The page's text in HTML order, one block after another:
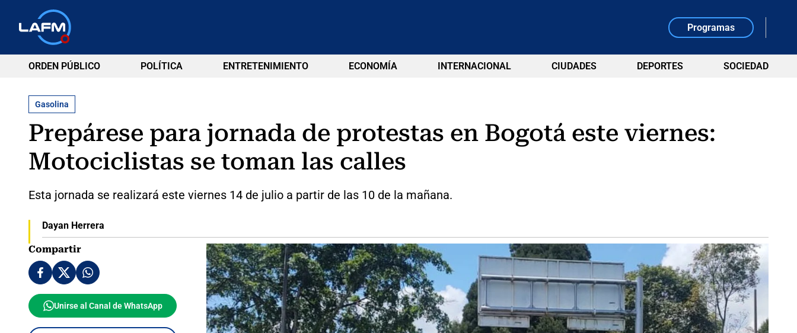
Programas
ORDEN PÚBLICO POLÍTICA ENTRETENIMIENTO ECONOMÍA INTERNACIONAL CIUDADES DEPORTES SOCIEDAD
Gasolina
Prepárese para jornada de protestas en Bogotá este viernes:
Motociclistas se toman las calles
Esta jornada se realizará este viernes 14 de julio a partir de las 10 de la mañana.
Dayan Herrera
Compartir
Unirse al Canal de WhatsApp